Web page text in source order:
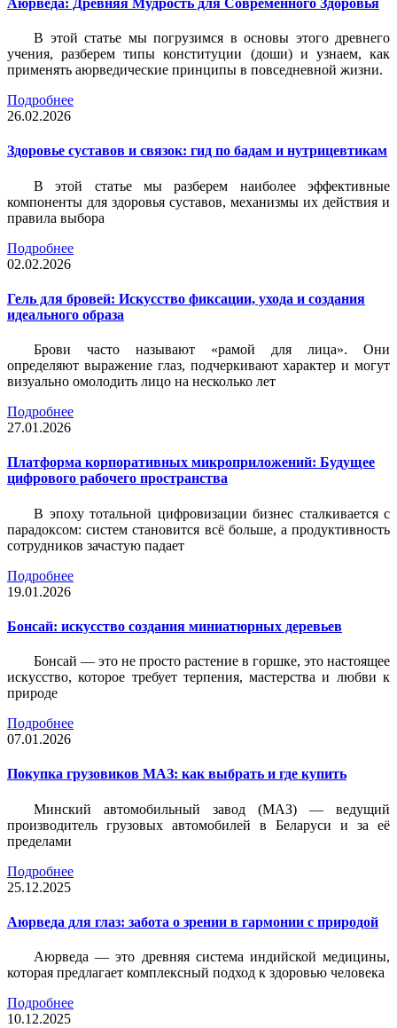
В этой статье мы погрузимся в основы этого древнего
учения, разберем типы конституции (доши) и узнаем, как
применять аюрведические принципы в повседневной жизни.
Подробнее
26.02.2026
Здоровье суставов и связок: гид по бадам и нутрицевтикам
В этой статье мы разберем наиболее эффективные
компоненты для здоровья суставов, механизмы их действия и
правила выбора
Подробнее
02.02.2026
Гель для бровей: Искусство фиксации, ухода и создания
идеального образа
Брови часто называют «рамой для лица». Они
определяют выражение глаз, подчеркивают характер и могут
визуально омолодить лицо на несколько лет
Подробнее
27.01.2026
Платформа корпоративных микроприложений: Будущее
цифрового рабочего пространства
В эпоху тотальной цифровизации бизнес сталкивается с
парадоксом: систем становится всё больше, а продуктивность
сотрудников зачастую падает
Подробнее
19.01.2026
Бонсай: искусство создания миниатюрных деревьев
Бонсай — это не просто растение в горшке, это настоящее
искусство, которое требует терпения, мастерства и любви к
природе
Подробнее
07.01.2026
Покупка грузовиков МАЗ: как выбрать и где купить
Минский автомобильный завод (МАЗ) — ведущий
производитель грузовых автомобилей в Беларуси и за её
пределами
Подробнее
25.12.2025
Аюрведа для глаз: забота о зрении в гармонии с природой
Аюрведа — это древняя система индийской медицины,
которая предлагает комплексный подход к здоровью человека
Подробнее
10.12.2025